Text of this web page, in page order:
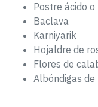
Postre ácido o
Baclava
Karniyarik
Hojaldre de
Flores de
Albóndigas